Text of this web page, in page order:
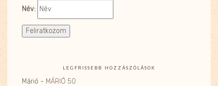
Név:
LEGFRISSEBB HOZZÁSZÓLÁSOK
Márió - MÁRIÓ 50